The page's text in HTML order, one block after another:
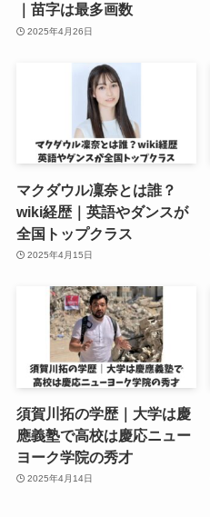
｜苗字は最多画数
2025年4月26日
マクダウル凜奈とは誰？
wiki経歴｜英語やダンスが
全国トップクラス
2025年4月15日
須賀川拓の学歴｜大学は慶
應義塾で高校は慶応ニュー
ヨーク学院の秀才
2025年4月14日